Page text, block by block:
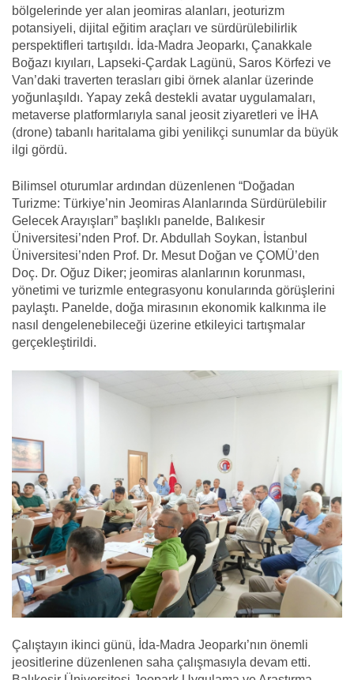
bölgelerinde yer alan jeomiras alanları, jeoturizm
potansiyeli, dijital eğitim araçları ve sürdürülebilirlik
perspektifleri tartışıldı. İda-Madra Jeoparkı, Çanakkale
Boğazı kıyıları, Lapseki-Çardak Lagünü, Saros Körfezi ve
Van’daki traverten terasları gibi örnek alanlar üzerinde
yoğunlaşıldı. Yapay zekâ destekli avatar uygulamaları,
metaverse platformlarıyla sanal jeosit ziyaretleri ve İHA
(drone) tabanlı haritalama gibi yenilikçi sunumlar da büyük
ilgi gördü.
Bilimsel oturumlar ardından düzenlenen “Doğadan
Turizme: Türkiye’nin Jeomiras Alanlarında Sürdürülebilir
Gelecek Arayışları” başlıklı panelde, Balıkesir
Üniversitesi’nden Prof. Dr. Abdullah Soykan, İstanbul
Üniversitesi’nden Prof. Dr. Mesut Doğan ve ÇOMÜ’den
Doç. Dr. Oğuz Diker; jeomiras alanlarının korunması,
yönetimi ve turizmle entegrasyonu konularında görüşlerini
paylaştı. Panelde, doğa mirasının ekonomik kalkınma ile
nasıl dengelenebileceği üzerine etkileyici tartışmalar
gerçekleştirildi.
Çalıştayın ikinci günü, İda-Madra Jeoparkı’nın önemli
jeositlerine düzenlenen saha çalışmasıyla devam etti.